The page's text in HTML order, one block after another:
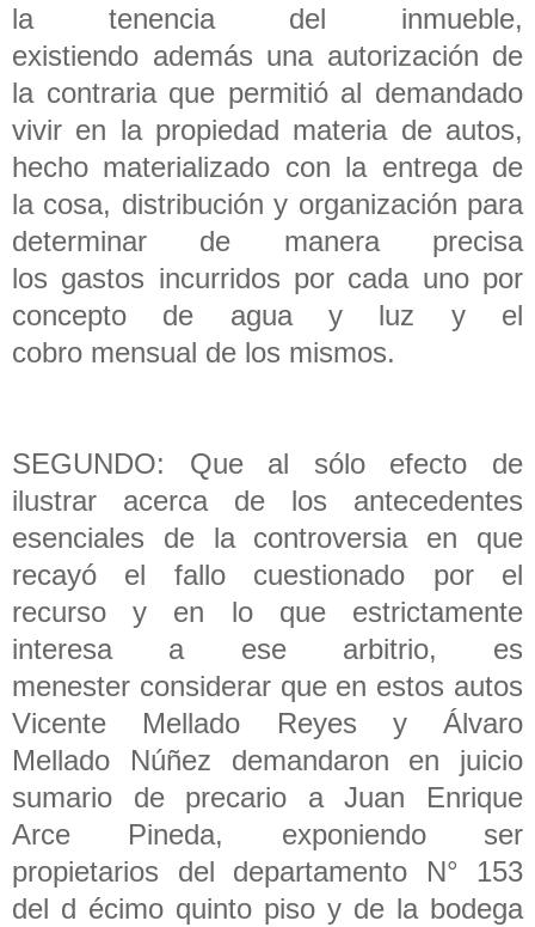
la tenencia del inmueble,
existiendo además una autorización de
la contraria que permitió al demandado
vivir en la propiedad materia de autos,
hecho materializado con la entrega de
la cosa, distribución y organización para
determinar de manera precisa
los gastos incurridos por cada uno por
concepto de agua y luz y el
cobro mensual de los mismos.
SEGUNDO: Que al sólo efecto de
ilustrar acerca de los antecedentes
esenciales de la controversia en que
recayó el fallo cuestionado por el
recurso y en lo que estrictamente
interesa a ese arbitrio, es
menester considerar que en estos autos
Vicente Mellado Reyes y Álvaro
Mellado Núñez demandaron en juicio
sumario de precario a Juan Enrique
Arce Pineda, exponiendo ser
propietarios del departamento N° 153
del d écimo quinto piso y de la bodega